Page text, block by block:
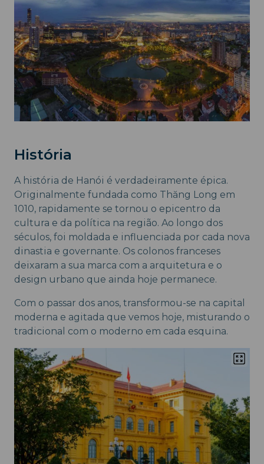
História
A história de Hanói é verdadeiramente épica.
Originalmente fundada como Thăng Long em
1010, rapidamente se tornou o epicentro da
cultura e da política na região. Ao longo dos
séculos, foi moldada e influenciada por cada nova
dinastia e governante. Os colonos franceses
deixaram a sua marca com a arquitetura e o
design urbano que ainda hoje permanece.
Com o passar dos anos, transformou-se na capital
moderna e agitada que vemos hoje, misturando o
tradicional com o moderno em cada esquina.